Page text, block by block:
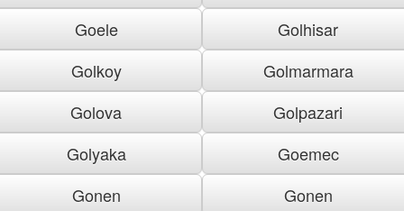
Goele
Golhisar
Golkoy
Golmarmara
Golova
Golpazari
Golyaka
Goemec
Gonen
Gonen